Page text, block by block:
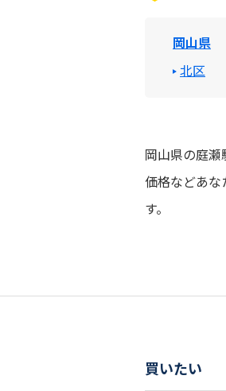
岡山県
北区
岡山県の庭
価格などあな
す。
買いたい